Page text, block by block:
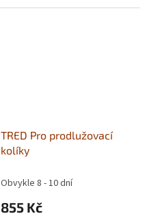
TRED Pro prodlužovací
kolíky
Obvykle 8 - 10 dní
855 Kč